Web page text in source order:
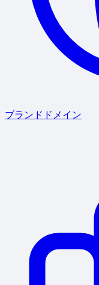
ブランドドメイン